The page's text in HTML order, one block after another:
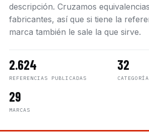
descripción. Cruzamos
fabricantes, así que si tiene la
marca también le sale la que sirve.
2.624
REFERENCIAS PUBLICADAS
32
29
MARCAS